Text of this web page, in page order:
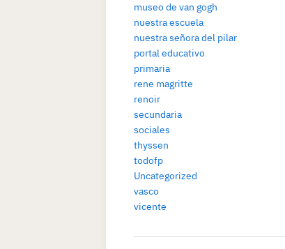
museo de van gogh
nuestra escuela
nuestra señora del pilar
portal educativo
primaria
rene magritte
renoir
secundaria
sociales
thyssen
todofp
Uncategorized
vasco
vicente